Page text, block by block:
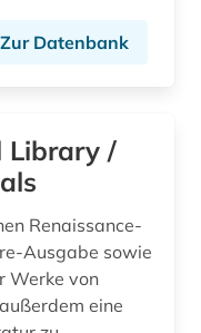
Zur Datenbank
Library /
Renaissance-
Ausgabe sowie
Werke von
eine